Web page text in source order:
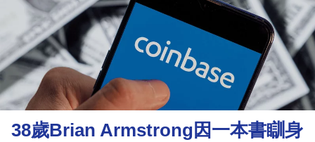
投
資
樓
市
理
財
38歲Brian Armstrong因一本書瞓身